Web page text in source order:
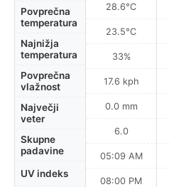
Povprečna
temperatura
Najnižja
temperatura
Povprečna
vlažnost
Največji
veter
Skupne
padavine
UV indeks
28.6°C
23.5°C
33%
17.6 kph
0.0 mm
6.0
05:09 AM
08:00 PM